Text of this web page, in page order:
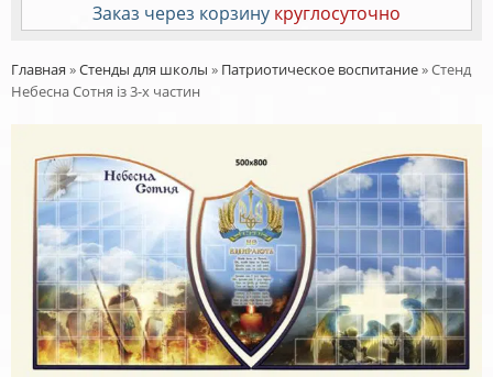
Заказ через корзину круглосуточно
Главная »Стенды для школы » Патриотическое воспитание»Стенд
Небесна Сотня із 3-х частин